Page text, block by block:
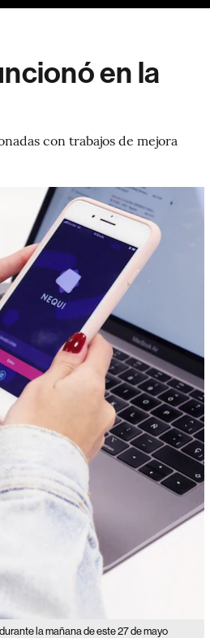
en la
con trabajos de mejora
la mañana de este 27 de mayo